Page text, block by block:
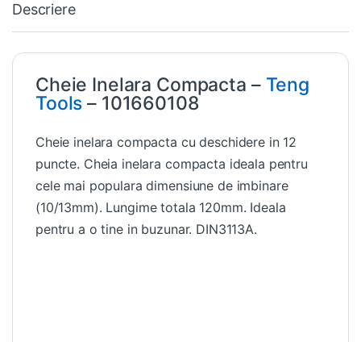
Descriere
Cheie Inelara Compacta – Teng
Tools – 101660108
Cheie inelara compacta cu deschidere in 12
puncte. Cheia inelara compacta ideala pentru
cele mai populara dimensiune de imbinare
(10/13mm). Lungime totala 120mm. Ideala
pentru a o tine in buzunar. DIN3113A.